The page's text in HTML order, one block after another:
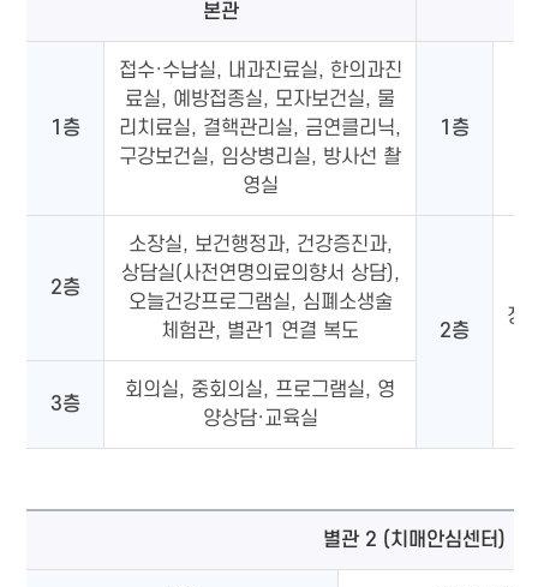
본관
1층
접수·수납실, 내과진료실, 한의과진
료실, 예방접종실, 모자보건실, 물
리치료실, 결핵관리실, 금연클리닉,
구강보건실, 임상병리실, 방사선 촬
영실
1층
2층
소장실, 보건행정과, 건강증진과,
상담실(사전연명의료의향서 상담),
오늘건강프로그램실, 심폐소생술
체험관, 별관1 연결 복도
2층
정
3층
회의실, 중회의실, 프로그램실, 영
양상담·교육실
별관 2 (치매안심센터)